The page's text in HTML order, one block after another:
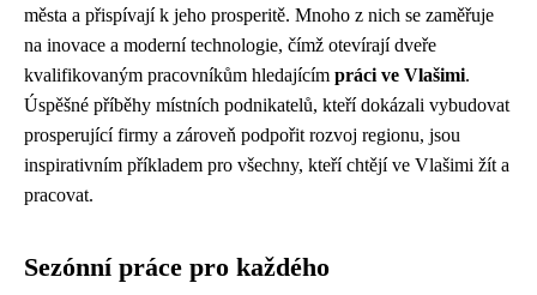
města a přispívají k jeho prosperitě. Mnoho z nich se zaměřuje
na inovace a moderní technologie, čímž otevírají dveře
kvalifikovaným pracovníkům hledajícím práci ve Vlašimi.
Úspěšné příběhy místních podnikatelů, kteří dokázali vybudovat
prosperující firmy a zároveň podpořit rozvoj regionu, jsou
inspirativním příkladem pro všechny, kteří chtějí ve Vlašimi žít a
pracovat.
Sezónní práce pro každého